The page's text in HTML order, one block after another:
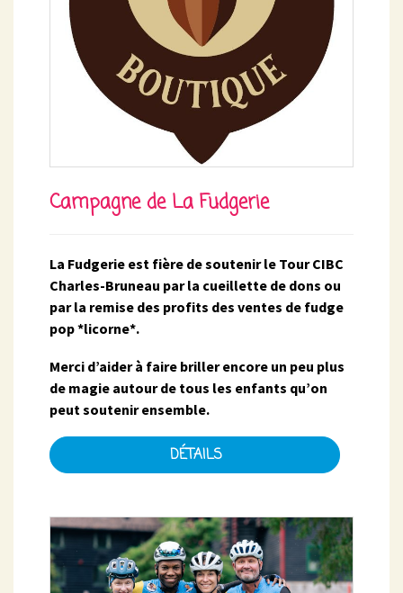
Campagne de La Fudgerie
La Fudgerie est fière de soutenir le Tour CIBC
Charles-Bruneau par la cueillette de dons ou
par la remise des profits des ventes de fudge
pop *licorne*.
Merci d’aider à faire briller encore un peu plus
de magie autour de tous les enfants qu’on
peut soutenir ensemble.
DÉTAILS